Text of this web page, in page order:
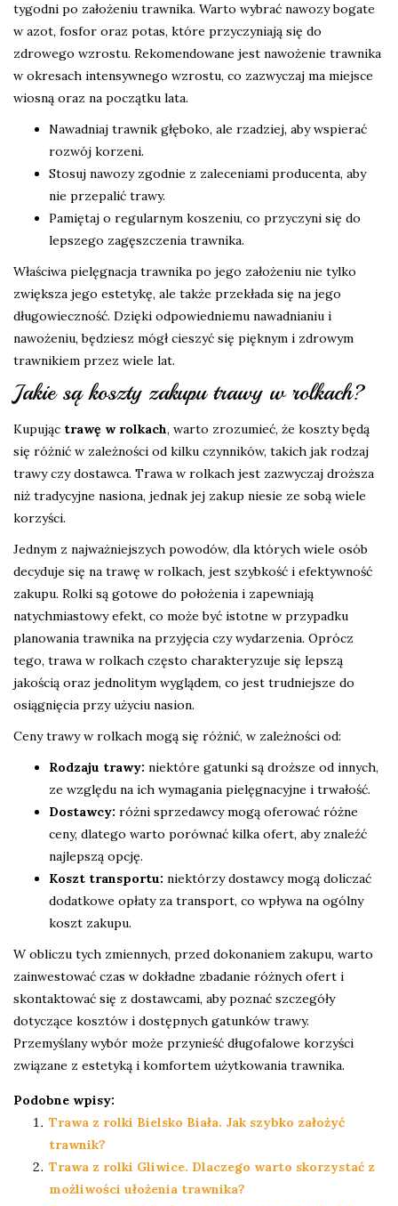
tygodni po założeniu trawnika. Warto wybrać nawozy bogate
w azot, fosfor oraz potas, które przyczyniają się do
zdrowego wzrostu. Rekomendowane jest nawożenie trawnika
w okresach intensywnego wzrostu, co zazwyczaj ma miejsce
wiosną oraz na początku lata.
Nawadniaj trawnik głęboko, ale rzadziej, aby wspierać
rozwój korzeni.
Stosuj nawozy zgodnie z zaleceniami producenta, aby
nie przepalić trawy.
Pamiętaj o regularnym koszeniu, co przyczyni się do
lepszego zagęszczenia trawnika.
Właściwa pielęgnacja trawnika po jego założeniu nie tylko
zwiększa jego estetykę, ale także przekłada się na jego
długowieczność. Dzięki odpowiedniemu nawadnianiu i
nawożeniu, będziesz mógł cieszyć się pięknym i zdrowym
trawnikiem przez wiele lat.
Jakie są koszty zakupu trawy w rolkach?
Kupując trawę w rolkach, warto zrozumieć, że koszty będą
się różnić w zależności od kilku czynników, takich jak rodzaj
trawy czy dostawca. Trawa w rolkach jest zazwyczaj droższa
niż tradycyjne nasiona, jednak jej zakup niesie ze sobą wiele
korzyści.
Jednym z najważniejszych powodów, dla których wiele osób
decyduje się na trawę w rolkach, jest szybkość i efektywność
zakupu. Rolki są gotowe do położenia i zapewniają
natychmiastowy efekt, co może być istotne w przypadku
planowania trawnika na przyjęcia czy wydarzenia. Oprócz
tego, trawa w rolkach często charakteryzuje się lepszą
jakością oraz jednolitym wyglądem, co jest trudniejsze do
osiągnięcia przy użyciu nasion.
Ceny trawy w rolkach mogą się różnić, w zależności od:
Rodzaju trawy: niektóre gatunki są droższe od innych,
ze względu na ich wymagania pielęgnacyjne i trwałość.
Dostawcy: różni sprzedawcy mogą oferować różne
ceny, dlatego warto porównać kilka ofert, aby znaleźć
najlepszą opcję.
Koszt transportu: niektórzy dostawcy mogą doliczać
dodatkowe opłaty za transport, co wpływa na ogólny
koszt zakupu.
W obliczu tych zmiennych, przed dokonaniem zakupu, warto
zainwestować czas w dokładne zbadanie różnych ofert i
skontaktować się z dostawcami, aby poznać szczegóły
dotyczące kosztów i dostępnych gatunków trawy.
Przemyślany wybór może przynieść długofalowe korzyści
związane z estetyką i komfortem użytkowania trawnika.
Podobne wpisy:
Trawa z rolki Bielsko Biała. Jak szybko założyć
trawnik?
Trawa z rolki Gliwice. Dlaczego warto skorzystać z
możliwości ułożenia trawnika?